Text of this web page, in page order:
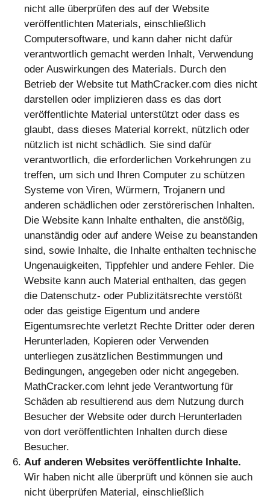
Auf anderen Websites veröffentlichte Inhalte.
Wir haben nicht alle überprüft und können sie auch
nicht überprüfen Material, einschließlich